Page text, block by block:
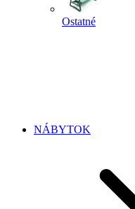
Ostatné
NÁBYTOK